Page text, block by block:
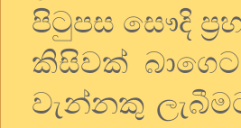
පිටුපස සෞදි
කිසිවක්
වැන්නකු